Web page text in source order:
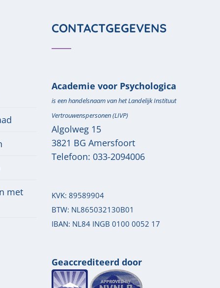
met
CONTACTGEGEVENS
Academie voor Psychologica
is een handelsnaam van het Landelijk Instituut
Vertrouwenspersonen (LIVP)
Algolweg 15
3821 BG Amersfoort
Telefoon: 033-2094006
KVK: 89589904
BTW: NL865032130B01
IBAN: NL84 INGB 0100 0052 17
Geaccrediteerd door